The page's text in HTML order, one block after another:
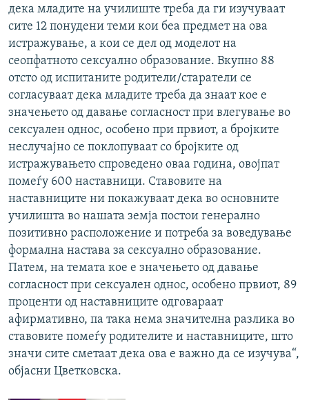
дека младите на училиште треба да ги изучуваат
сите 12 понудени теми кои беа предмет на ова
истражување, а кои се дел од моделот на
сеопфатното сексуално образование. Вкупно 88
отсто од испитаните родители/старатели се
согласуваат дека младите треба да знаат кое е
значењето од давање согласност при влегување во
сексуален однос, особено при првиот, а бројките
неслучајно се поклопуваат со бројките од
истражувањето спроведено оваа година, овојпат
помеѓу 600 наставници. Ставовите на
наставниците ни покажуваат дека во основните
училишта во нашата земја постои генерално
позитивно расположение и потреба за воведување
формална настава за сексуално образование.
Патем, на темата кое е значењето од давање
согласност при сексуален однос, особено првиот, 89
проценти од наставниците одговараат
афирмативно, па така нема значителна разлика во
ставовите помеѓу родителите и наставниците, што
значи сите сметаат дека ова е важно да се изучува“,
објасни Цветковска.